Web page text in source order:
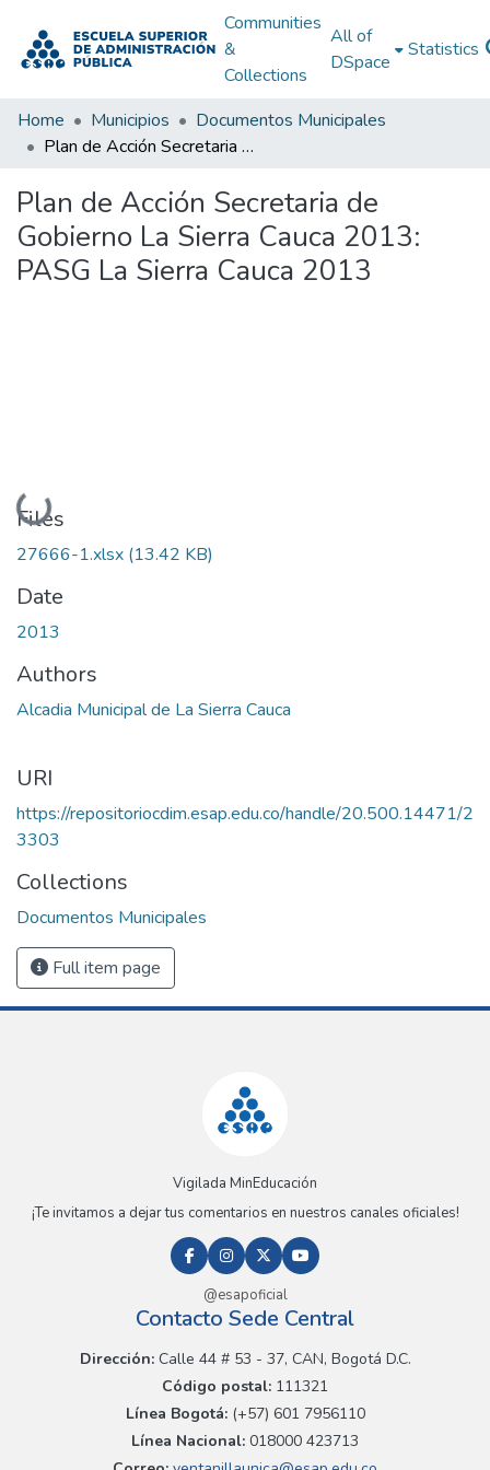
Communities
&
Collections
All of
DSpace
Statistics
Home Municipios
Documentos Municipales
Plan de Acción Secretaria de Gobierno La Sierra Cauca 2013: PASG La Sierra Cauca 2013
Plan de Acción Secretaria de
Gobierno La Sierra Cauca 2013:
PASG La Sierra Cauca 2013
Loading...
Files
27666-1.xlsx (13.42 KB)
Date
2013
Authors
Alcadia Municipal de La Sierra Cauca
URI
https://repositoriocdim.esap.edu.co/handle/20.500.14471/2
3303
Collections
Documentos Municipales
Full item page
Vigilada MinEducación
¡Te invitamos a dejar tus comentarios en nuestros canales oficiales!
@esapoficial
Contacto Sede Central
Dirección:Calle 44 # 53 - 37, CAN, Bogotá D.C.
Código postal: 111321
Línea Bogotá:(+57) 601 7956110
Línea Nacional: 018000 423713